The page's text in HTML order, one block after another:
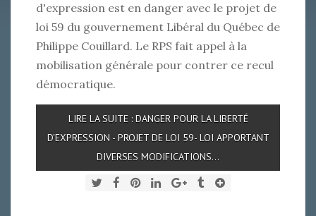
d'expression est en danger avec le projet de
loi 59 du gouvernement Libéral du Québec de
Philippe Couillard. Le RPS fait appel à la
mobilisation générale pour contrer ce recul
démocratique.
LIRE LA SUITE : DANGER POUR LA LIBERTÉ
D'EXPRESSION - PROJET DE LOI 59- LOI APPORTANT
DIVERSES MODIFICATIONS...